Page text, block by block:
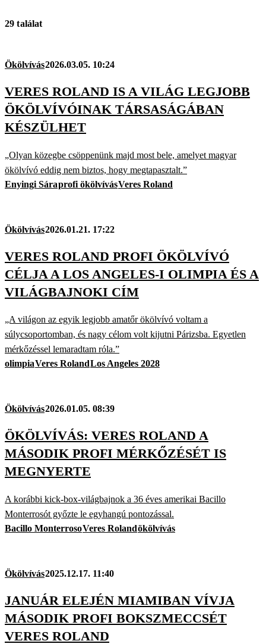
29 találat
Ökölvívás2026.03.05. 10:24
VERES ROLAND IS A VILÁG LEGJOBB
ÖKÖLVÍVÓINAK TÁRSASÁGÁBAN
KÉSZÜLHET
„Olyan közegbe csöppenünk majd most bele, amelyet magyar
ökölvívó eddig nem biztos, hogy megtapasztalt.”
Enyingi Sáraprofi ökölvívásVeres Roland
Ökölvívás2026.01.21. 17:22
VERES ROLAND PROFI ÖKÖLVÍVÓ
CÉLJA A LOS ANGELES-I OLIMPIA ÉS A
VILÁGBAJNOKI CÍM
„A világon az egyik legjobb amatőr ökölvívó voltam a
súlycsoportomban, és nagy célom volt kijutni Párizsba. Egyetlen
mérkőzéssel lemaradtam róla.”
olimpiaVeres RolandLos Angeles 2028
Ökölvívás2026.01.05. 08:39
ÖKÖLVÍVÁS: VERES ROLAND A
MÁSODIK PROFI MÉRKŐZÉSÉT IS
MEGNYERTE
A korábbi kick-box-világbajnok a 36 éves amerikai Bacillo
Monterrosót győzte le egyhangú pontozással.
Bacillo MonterrosoVeres Rolandökölvívás
Ökölvívás2025.12.17. 11:40
JANUÁR ELEJÉN MIAMIBAN VÍVJA
MÁSODIK PROFI BOKSZMECCSÉT
VERES ROLAND